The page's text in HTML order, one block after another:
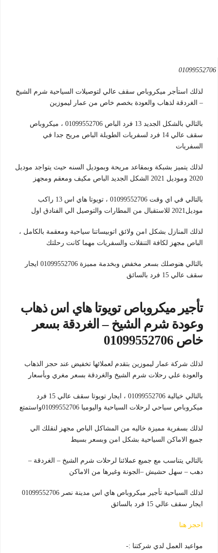
لذلك استأجر ميكروباص سقف عالي لتوصيلات السياحية شرم الشيخ
– الغردقة لذهاب والعودة بخصم خاص من عمار ليموزين
بالتالي بالشكل الجديد 13 فرد الباص 01099552706 ، ميكروباص
سقف عالي 14 فرد لسفريات الطويلة الباص مريح جدا في
السفريات
لذلك يتميز بشبكة وبمقاعد مريحة وبموديل السنه حيث يتواجد موديل
2020 وموديل 2021 الشكل الجديد الباص مكيف ومعقم ومجهز
بالتالي في اي وقت 01099552706 ، تويوتا هاي اس 13 راكب
موديل2021 للاستقبال من المطارات والتوصيل الي الفنادق اول
لذلك المنازل بشكل امن ولائق اتوبيساتنا سياحية ومعقمة بالكامل ،
الباص مجهز لكافة التنقلات والسفريات مهما كانت رحلتك
بالتالي هنوصلك بسعر مخفض وبخدمة مميزة 01099552706 ايجار
سقف عالي 15 فرد بالسائق
تأجير ميكروباص تويوتا هاي اس ذهاب
وعودة شرم الشيخ – الغردقة بسعر
خاص 01099552706
لذلك شركة عمار ليموزين بتقدم لعملائها تخفيض عند حجز الذهاب
والعودة علي رحلات شرم الشيخ والغردقة بسعر مغري وبأسعار
بالتالي خيالية 01099552706 ، ايجار تويوتا سقف عالي 15 فرد
ميكروباص سياحي لرحلات السياحية واليوميا 01099552706واستمتع
لذلك بسفرية مميزة خاليه من المشاكل الباص مجهز لنقلك الي
جميع الاماكن السياحية بشكل امن وبسعر بسيط
بالتالي يتناسب مع جميع عملائنا لرحلات شرم الشيخ – الغردقة –
دهب – سهل حشيش –الجونة وغيرها من الاماكن
لذلك السياحية تأجير ميكروباص هاي اس مدينة نصر 01099552706
ايجار سقف عالي 15 فرد بالسائق
احجز هنا
مواعيد العمل لدي شركتنا :-